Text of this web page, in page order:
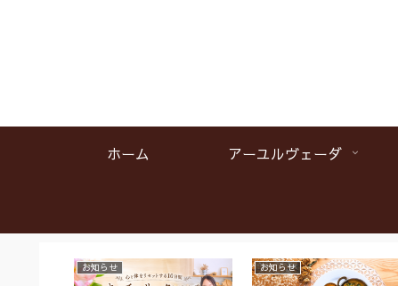
ホーム アーユルヴェーダ
お知らせ お知らせ